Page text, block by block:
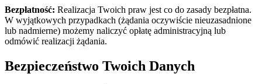
Bezpłatność: Realizacja Twoich praw jest co do zasady bezpłatna.
W wyjątkowych przypadkach (żądania oczywiście nieuzasadnione
lub nadmierne) możemy naliczyć opłatę administracyjną lub
odmówić realizacji żądania.
Bezpieczeństwo Twoich Danych